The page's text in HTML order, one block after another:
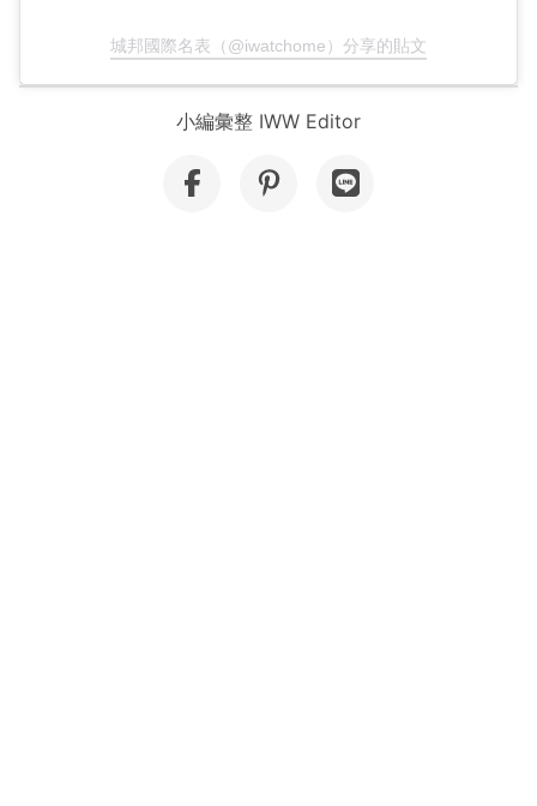
城邦國際名表（@iwatchome）分享的貼文
小編彙整 IWW Editor